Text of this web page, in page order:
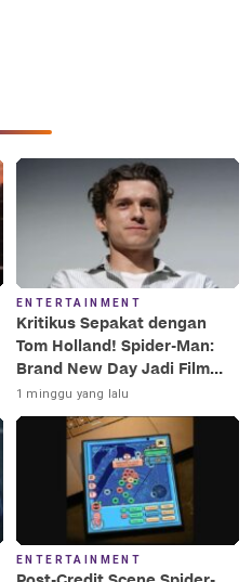
ENTERTAINMENT
Kritikus Sepakat dengan
Tom Holland! Spider-Man:
Brand New Day Jadi Film
Terbaik Era MCU
1 minggu yang lalu
ENTERTAINMENT